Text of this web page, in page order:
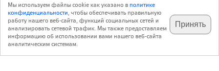
подпишитесь на наш
телеграм @archi_ru
✕
с 20 июля 1999 г.
Мы используем файлы cookie как указано вполитике
конфиденциальности, чтобы обеспечивать правильную
работу нашего веб-сайта, функций социальных сетей и
анализировать сетевой трафик. Мы также предоставляем
информацию об использовании вами нашего веб-сайта
аналитическим системам.
Принять